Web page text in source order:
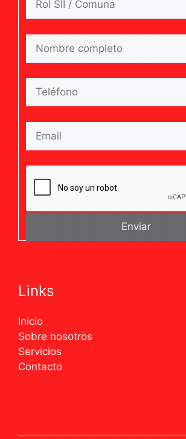
Links
Inicio
Sobre nosotros
Servicios
Contacto